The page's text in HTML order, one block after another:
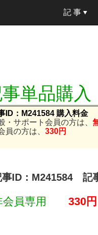
記 事
単品購入
ID：M241584 購入料金
・サポート会員の方は、
員の方は、 330円
事ID：M241584 記
会員専用 330円